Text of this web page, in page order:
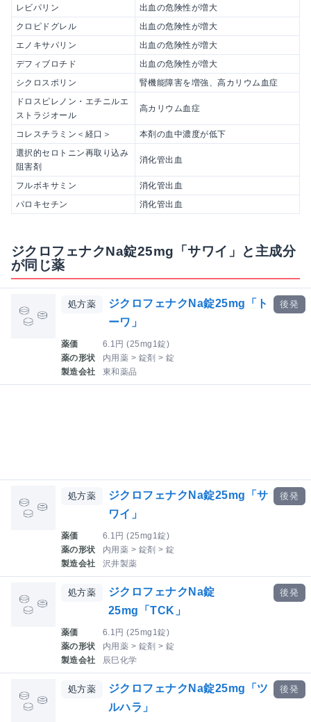
レビパリン
出血の危険性が増大
クロピドグレル
出血の危険性が増大
エノキサパリン
出血の危険性が増大
デフィブロチド
出血の危険性が増大
シクロスポリン
腎機能障害を増強、高カリウム血症
ドロスピレノン・エチニルエ
ストラジオール
高カリウム血症
コレスチラミン＜経口＞
本剤の血中濃度が低下
選択的セロトニン再取り込み
阻害剤
消化管出血
フルボキサミン
消化管出血
パロキセチン
消化管出血
ジクロフェナクNa錠25mg「サワイ」と主成分
が同じ薬
処方薬
ジクロフェナクNa錠25mg「ト
ーワ」
薬価
6.1円 (25mg1錠)
薬の形状
内用薬 > 錠剤 > 錠
製造会社
東和薬品
後発
処方薬
ジクロフェナクNa錠25mg「サ
ワイ」
薬価
6.1円 (25mg1錠)
薬の形状
内用薬 > 錠剤 > 錠
製造会社
沢井製薬
後発
処方薬
ジクロフェナクNa錠
25mg「TCK」
薬価
6.1円 (25mg1錠)
薬の形状
内用薬 > 錠剤 > 錠
製造会社
辰巳化学
後発
処方薬
ジクロフェナクNa錠25mg「ツ
ルハラ」
後発